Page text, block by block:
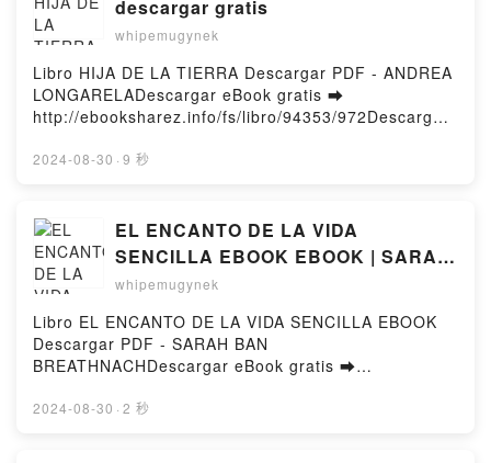
vocabulaire de base de plus de 12 000 mots
Wolfgang Hadamitzky, Pierre Durmous, Violaine
Mochizuki Epub, Kanji et Kana - Manuel et lexique
des 2141 caractères officiels de l'écriture japonaise
suivi de caractères composés formant un
vocabulaire de base de plus de 12 000 mots
Wolfgang Hadamitzky, Pierre Durmous, Violaine
Mochizuki Lire en ligne , Kanji et Kana - Manuel et
japonaise suivi de caractères composés formant un
vocabulaire de base de plus de 12 000 mots
Wolfgang Hadamitzky, Pierre Durmous, Violaine
Mochizuki Audiobook, Kanji et Kana - Manuel et
japonaise suivi de caractères composés formant un
vocabulaire de base de plus de 12 000 mots
Wolfgang Hadamitzky, Pierre Durmous, Violaine
2141 caractères officiels de l'écriture japonaise suivi
la beauté David Foenkinos Kindle, Vers la beauté
David Foenkinos Epub VK, Vers la beauté David
Foenkinos Téléchargement gratuitPowered by
Firstory Hosting
descargar gratis
whipemugynek
Libro HIJA DE LA TIERRA Descargar PDF - ANDREA
LONGARELADescargar eBook gratis ➡
http://ebooksharez.info/fs/libro/94353/972Descargar
(PDF ePub Mobi) de ANDREA LONGARELA.HIJA DE
TIERRA ANDREA LONGARELA Leer en línea , HIJA
DE LA TIERRA ANDREA LONGARELA Audiolibro,
HIJA DE LA TIERRA ANDREA LONGARELA VK, HIJA
DE LA TIERRA ANDREA LONGARELA Kindle, HIJA
DE LA TIERRA ANDREA LONGARELA Epub VK, HIJA
DE LA TIERRA ANDREA LONGARELA Descargar
gratisPowered by Firstory Hosting
2024-08-30 · 9 秒
EL ENCANTO DE LA VIDA
SENCILLA EBOOK EBOOK | SARAH
BAN BREATHNACH | Descargar
whipemugynek
Libro EL ENCANTO DE LA VIDA SENCILLA EBOOK
Descargar PDF - SARAH BAN
BREATHNACHDescargar eBook gratis ➡
o leer en línea EL ENCANTO DE LA VIDA SENCILLA
2024-08-30 · 2 秒